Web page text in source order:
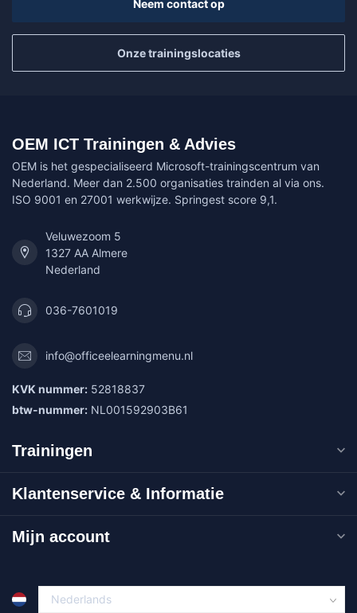
Neem contact op
Onze trainingslocaties
OEM ICT Trainingen & Advies
OEM is het gespecialiseerd Microsoft-trainingscentrum van
Nederland. Meer dan 2.500 organisaties trainden al via ons.
ISO 9001 en 27001 werkwijze. Springest score 9,1.
Veluwezoom 5
1327 AA Almere
Nederland
036-7601019
info@officeelearningmenu.nl
KVK nummer: 52818837
btw-nummer: NL001592903B61
Trainingen
Klantenservice & Informatie
Mijn account